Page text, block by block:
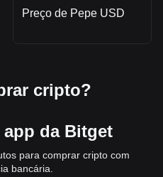
Preço de Pepe USD
cripto?
da Bitget
para comprar cripto com
bancária.